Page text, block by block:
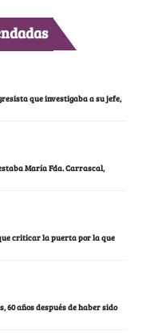
que investigaba a su jefe,
María Fda. Carrascal,
criticar la puerta por la que
60 años después de haber sido